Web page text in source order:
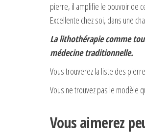
pierre, il amplifie le pouvoir de
Excellente chez soi, dans une
La lithothérapie comme
médecine traditionnelle.
Vous trouverez la liste des
Vous ne trouvez pas le modèle
Vous aimerez